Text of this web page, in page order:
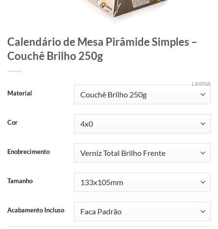
Calendário de Mesa Pirâmide Simples –
Couchê Brilho 250g
Material
Cor
Enobrecimento
Tamanho
Acabamento Incluso
LIMPAR